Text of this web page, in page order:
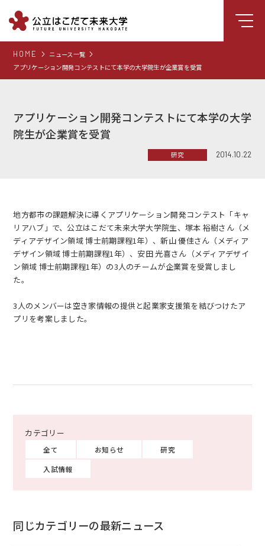
コンセプト動画
大学について
就職支援
図書館
受験生向け情報
HOME
ニュース一覧
アプリケーション開発コンテストにて本学の大学院生が企業賞を受賞
アプリケーション開発コンテストにて本学の大学
院生が企業賞を受賞
研究 2014.10.22
地方都市の課題解決に導くアプリケーション開発コンテスト「キャ
リアハブ」で、公立はこだて未来大学大学院生、塚本 裕樹さん（メ
ディアデザイン領域 博士前期課程1年）、新山 優佳さん（メディア
デザイン領域 博士前期課程1年）、安田 光喜さん（メディアデザイ
ン領域 博士前期課程1年）の3人のチームが企業賞を受賞しまし
た。
3人のメンバーは空き家情報の提供と起業家支援策を結びつけたア
プリを考案しました。
全て お知らせ
研究
入試情報
同じカテゴリーの最新ニュース